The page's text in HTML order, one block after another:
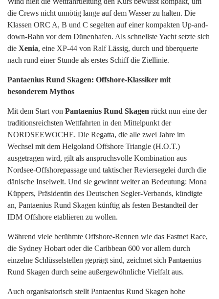
die Crews nicht unnötig lange auf dem Wasser zu halten. Die
Klassen ORC A, B und C segelten auf einer kompakten Up-and-
down-Bahn vor dem Dünenhafen. Als schnellste Yacht setzte sich
die Xenia, eine XP-44 von Ralf Lässig, durch und überquerte
nach rund einer Stunde als erstes Schiff die Ziellinie.
Pantaenius Rund Skagen: Offshore-Klassiker mit
besonderem Mythos
Mit dem Start von Pantaenius Rund Skagen rückt nun eine der
traditionsreichsten Wettfahrten in den Mittelpunkt der
NORDSEEWOCHE. Die Regatta, die alle zwei Jahre im
Wechsel mit dem Helgoland Offshore Triangle (H.O.T.)
ausgetragen wird, gilt als anspruchsvolle Kombination aus
Nordsee-Offshorepassage und taktischer Reviersegelei durch die
dänische Inselwelt. Und sie gewinnt weiter an Bedeutung: Mona
Küppers, Präsidentin des Deutschen Segler-Verbands, kündigte
an, Pantaenius Rund Skagen künftig als festen Bestandteil der
IDM Offshore etablieren zu wollen.
Während viele berühmte Offshore-Rennen wie das Fastnet Race,
die Sydney Hobart oder die Caribbean 600 vor allem durch
einzelne Schlüsselstellen geprägt sind, zeichnet sich Pantaenius
Rund Skagen durch seine außergewöhnliche Vielfalt aus.
Auch organisatorisch stellt Pantaenius Rund Skagen hohe